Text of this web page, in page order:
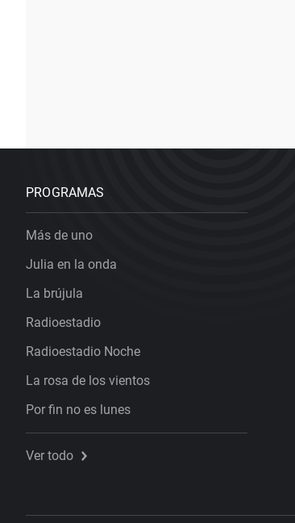
PROGRAMAS
Más de uno
Julia en la onda
La brújula
Radioestadio
Radioestadio Noche
La rosa de los vientos
Por fin no es lunes
Ver todo